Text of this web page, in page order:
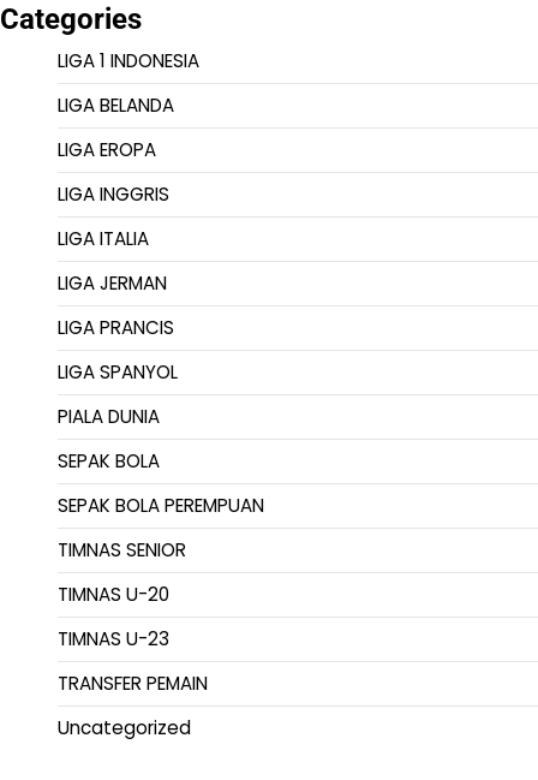
Categories
LIGA 1 INDONESIA
LIGA BELANDA
LIGA EROPA
LIGA INGGRIS
LIGA ITALIA
LIGA JERMAN
LIGA PRANCIS
LIGA SPANYOL
PIALA DUNIA
SEPAK BOLA
SEPAK BOLA PEREMPUAN
TIMNAS SENIOR
TIMNAS U-20
TIMNAS U-23
TRANSFER PEMAIN
Uncategorized